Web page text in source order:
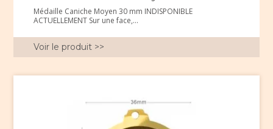
Médaille Caniche Moyen 30 mm INDISPONIBLE
ACTUELLEMENT Sur une face,...
Voir le produit >>